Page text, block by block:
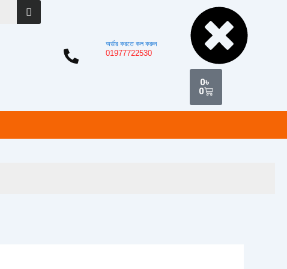
অর্ডার করতে কল করুন
01977722530
0৳
0
Cart